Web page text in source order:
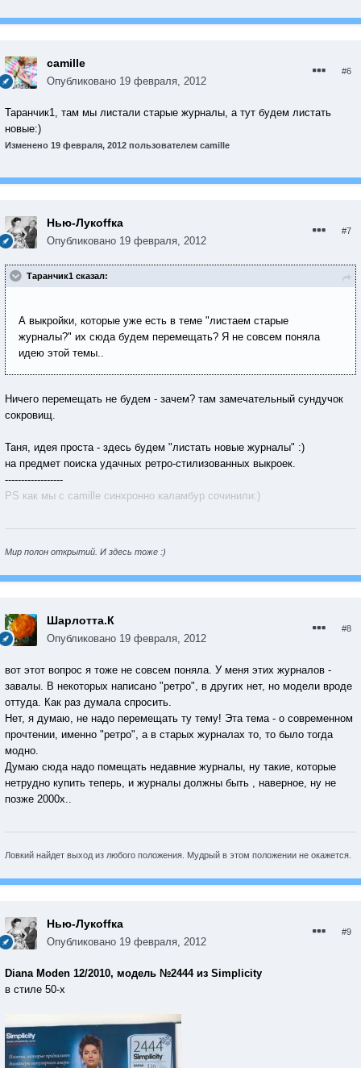
camille
Опубликовано 19 февраля, 2012
#6
Таранчик1, там мы листали старые журналы, а тут будем листать
новые:)
Изменено 19 февраля, 2012 пользователем camille
Нью-Лукoffка
Опубликовано 19 февраля, 2012
#7
Таранчик1 сказал:
А выкройки, которые уже есть в теме "листаем старые
журналы?" их сюда будем перемещать? Я не совсем поняла
идею этой темы..
Ничего перемещать не будем - зачем? там замечательный сундучок
сокровищ.
Таня, идея проста - здесь будем "листать новые журналы" :)
на предмет поиска удачных ретро-стилизованных выкроек.
------------------
PS как мы с camille синхронно каламбур сочинили:)
Мир полон открытий. И здесь тоже :)
Шарлотта.К
Опубликовано 19 февраля, 2012
#8
вот этот вопрос я тоже не совсем поняла. У меня этих журналов -
завалы. В некоторых написано "ретро", в других нет, но модели вроде
оттуда. Как раз думала спросить.
Нет, я думаю, не надо перемещать ту тему! Эта тема - о современном
прочтении, именно "ретро", а в старых журналах то, то было тогда
модно.
Думаю сюда надо помещать недавние журналы, ну такие, которые
нетрудно купить теперь, и журналы должны быть , наверное, ну не
позже 2000х..
Ловкий найдет выход из любого положения. Мудрый в этом положении не окажется.
Нью-Лукoffка
Опубликовано 19 февраля, 2012
#9
Diana Moden 12/2010, модель №2444 из Simplicity
в стиле 50-х